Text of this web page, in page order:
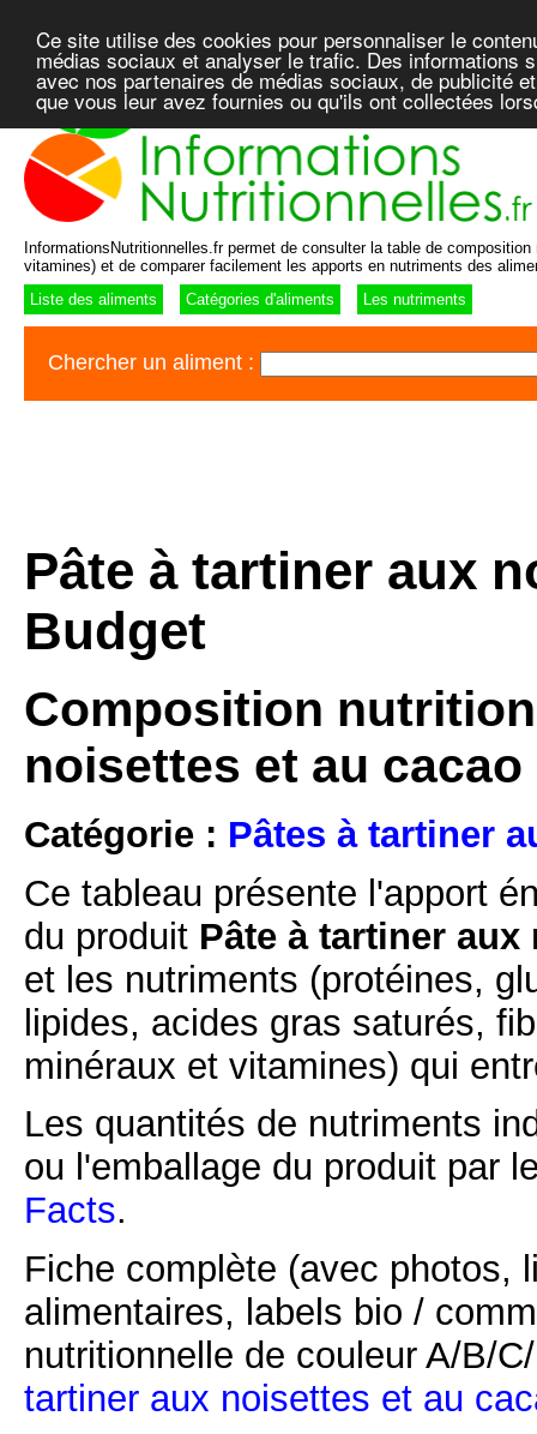
Ce site utilise des cookies pour personnaliser le
médias sociaux et analyser le trafic. Des informations
avec nos partenaires de médias sociaux, de publicité
que vous leur avez fournies ou qu'ils ont collectées
InformationsNutritionnelles.fr permet de consulter la table de
vitamines) et de comparer facilement les apports en nutriments des
Liste des aliments
Catégories d'aliments Les nutriments
Chercher un aliment :
Pâte à tartiner aux
Budget
Composition
noisettes et au cacao
Catégorie : Pâtes à tartiner
Ce tableau présente l'apport
du produit Pâte à tartiner
et les nutriments (protéines,
lipides, acides gras saturés,
minéraux et vitamines) qui
Les quantités de nutriments
ou l'emballage du produit par
Facts.
Fiche complète (avec photos,
alimentaires, labels bio /
nutritionnelle de couleur A/B/
tartiner aux noisettes et au